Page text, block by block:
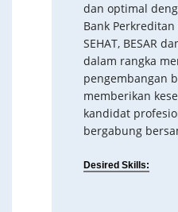
dan optimal
Bank Perkreditan
SEHAT, BESAR
dalam rangka
pengembangan
memberikan
kandidat
bergabung
Desired Skills: